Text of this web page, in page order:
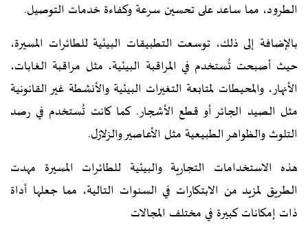
الطرود، مما ساعد على تحسين سرعة وكفاءة خدمات التوصيل.
بالإضافة إلى ذلك، توسعت التطبيقات البيئية للطائرات المسيرة،
حيث أصبحت تُستخدم في المراقبة البيئية، مثل مراقبة الغابات،
الأنهار، والمحيطات لمتابعة التغيرات البيئية والأنشطة غير القانونية
مثل الصيد الجائر أو قطع الأشجار. كما كانت تُستخدم في رصد
التلوث والظواهر الطبيعية مثل الأعاصير والزلازل.
هذه الاستخدامات التجارية والبيئية للطائرات المسيرة مهدت
الطريق لمزيد من الابتكارات في السنوات التالية، مما جعلها أداة
ذات إمكانات كبيرة في مختلف المجالات